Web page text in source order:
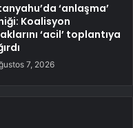
‘anlaşma’
Koalisyon
‘acil’ toplantıya
7, 2026